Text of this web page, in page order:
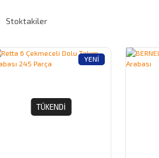
Stoktakiler
YENI
TÜKENDI